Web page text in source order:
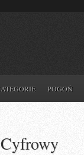
POGOŃ